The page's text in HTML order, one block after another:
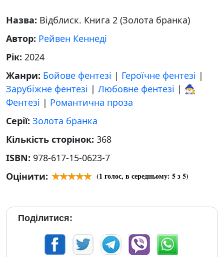
Назва: Відблиск. Книга 2 (Золота бранка)
Автор: Рейвен Кеннеді
Рік: 2024
Жанри: Бойове фентезі | Героїчне фентезі |
Зарубіжне фентезі | Любовне фентезі | 🧙‍♂️
Фентезі | Романтична проза
Серії: Золота бранка
Кількість сторінок: 368
ISBN: 978-617-15-0623-7
Оцінити:
(1 голос, в середньому: 5з 5)
Поділитися: